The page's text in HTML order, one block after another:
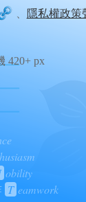
隱私權政
420+ px
obility
T eamwork